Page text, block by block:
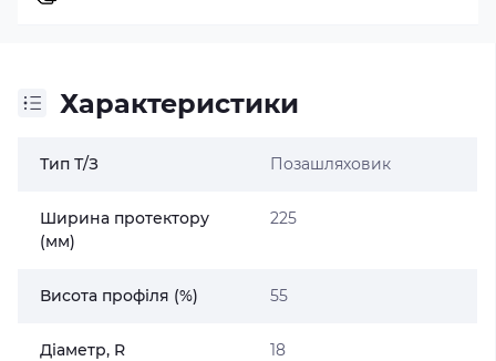
Характеристики
Тип Т/З Позашляховик
Ширина протектору
(мм)
225
Висота профіля (%) 55
Діаметр, R 18